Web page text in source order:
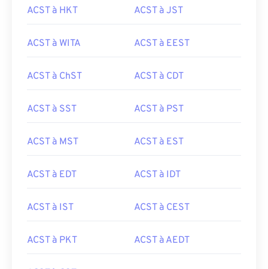
ACST à HKT ACST à JST
ACST à WITA ACST à EEST
ACST à ChST ACST à CDT
ACST à SST ACST à PST
ACST à MST ACST à EST
ACST à EDT ACST à IDT
ACST à IST ACST à CEST
ACST à PKT ACST à AEDT